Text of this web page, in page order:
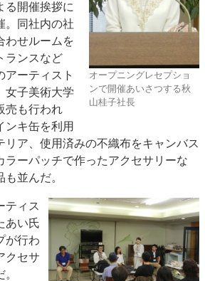
オープニングレセプショ
ンで開催あいさつする秋
山桂子社長
る開催挨拶に
。同社内の社
わせルームを
ランスなど
アーティスト
女子美術大学
売も行われ
ンキ缶を利用
リア、使用済みの不織布をキャンバス
ラーパッチで作ったアクセサリーな
並んだ。
ティス
あい氏
が行わ
クセサ